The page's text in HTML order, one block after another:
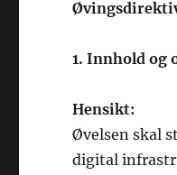
1. Innhold og
Hensikt:
Øvelsen skal
digital